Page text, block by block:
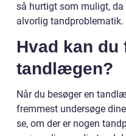
så hurtigt som muligt,
alvorlig tandproblematik.
Hvad kan du
tandlægen?
Når du besøger en
fremmest undersøge
se, om der er nogen